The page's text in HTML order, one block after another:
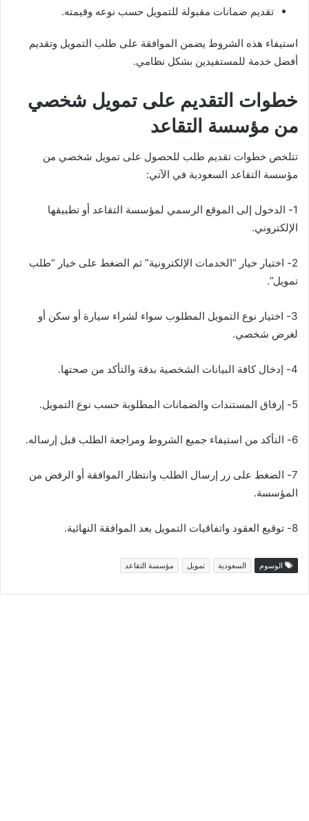
تقديم ضمانات مقبولة للتمويل حسب نوعه وقيمته.
استيفاء هذه الشروط يضمن الموافقة على طلب التمويل وتقديم
أفضل خدمة للمستفيدين بشكل نظامي.
خطوات التقديم على تمويل شخصي
من مؤسسة التقاعد
تتلخص خطوات تقديم طلب للحصول على تمويل شخصي من
مؤسسة التقاعد السعودية في الآتي:
1- الدخول إلى الموقع الرسمي لمؤسسة التقاعد أو تطبيقها
الإلكتروني.
2- اختيار خيار “الخدمات الإلكترونية” ثم الضغط على خيار “طلب
تمويل”.
3- اختيار نوع التمويل المطلوب سواء لشراء سيارة أو سكن أو
لغرض شخصي.
4- إدخال كافة البيانات الشخصية بدقة والتأكد من صحتها.
5- إرفاق المستندات والضمانات المطلوبة حسب نوع التمويل.
6- التأكد من استيفاء جميع الشروط ومراجعة الطلب قبل إرساله.
7- الضغط على زر إرسال الطلب وانتظار الموافقة أو الرفض من
المؤسسة.
8- توقيع العقود واتفاقيات التمويل بعد الموافقة النهائية.
الوسوم السعودية تمويل مؤسسة التقاعد